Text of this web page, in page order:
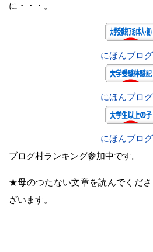
に・・・。
にほんブロ
にほんブロ
にほんブロ
ブログ村ランキング参加中です。
★母のつたない文章を読んでくだ
ざいます。